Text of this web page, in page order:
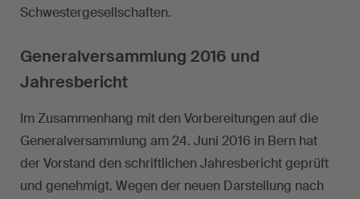
Schwestergesellschaften.
Generalversammlung 2016 und
Jahresbericht
Im Zusammenhang mit den Vorbereitungen auf die
Generalversammlung am 24. Juni 2016 in Bern hat
der Vorstand den schriftlichen Jahresbericht geprüft
und genehmigt. Wegen der neuen Darstellung nach